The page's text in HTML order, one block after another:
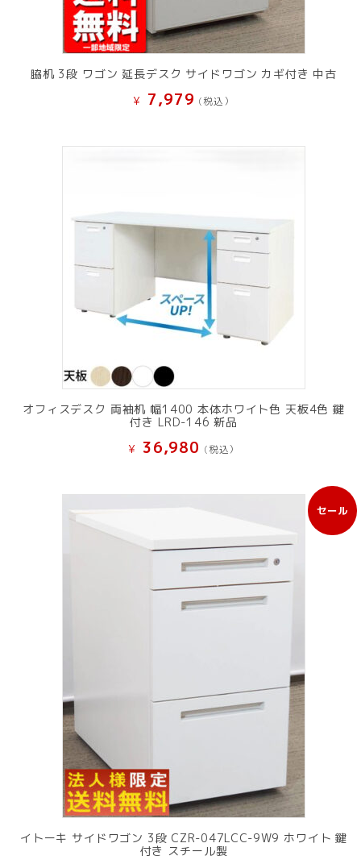
脇机 3段 ワゴン 延長デスク サイドワゴン カギ付き 中古
¥ 7,979 (税込）
オフィスデスク 両袖机 幅1400 本体ホワイト色 天板4色 鍵
付き LRD-146 新品
¥ 36,980 (税込）
セール
販
売
イトーキ サイドワゴン 3段 CZR-047LCC-9W9 ホワイト 鍵
付き スチール製